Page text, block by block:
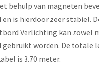
behulp van magneten
is hierdoor zeer stabiel.
Verlichting kan zowel
gebruikt worden. De totale
is 3.70 meter.